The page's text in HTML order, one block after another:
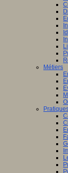
Métiers